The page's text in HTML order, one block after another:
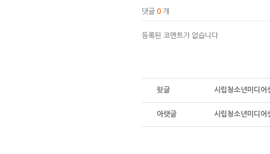
댓글 0 개
등록된 코멘트가 없습니다
윗글 시립청소년미디어
아랫글 시립청소년미디